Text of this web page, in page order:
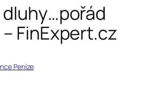
dluhy…pořád
FinExpert.cz
Peníze